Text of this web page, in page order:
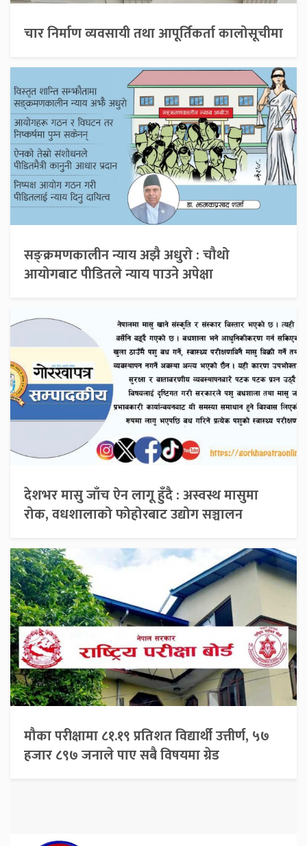
चार निर्माण व्यवसायी तथा आपूर्तिकर्ता कालोसूचीमा
सङ्क्रमणकालीन न्याय अझै अधुरो : चौथो
आयोगबाट पीडितले न्याय पाउने अपेक्षा
देशभर मासु जाँच ऐन लागू हुँदै : अस्वस्थ मासुमा
रोक, वधशालाको फोहोरबाट उद्योग सञ्चालन
मौका परीक्षामा ८१.१९ प्रतिशत विद्यार्थी उत्तीर्ण, ५७
हजार ८९७ जनाले पाए सबै विषयमा ग्रेड